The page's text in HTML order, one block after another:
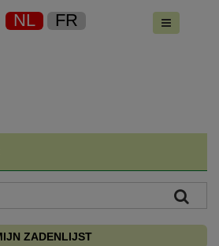
NL FR
ZADENLIJST